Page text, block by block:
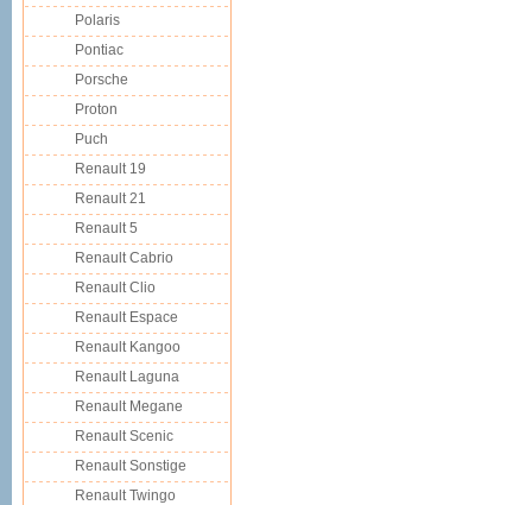
Polaris
Pontiac
Porsche
Proton
Puch
Renault 19
Renault 21
Renault 5
Renault Cabrio
Renault Clio
Renault Espace
Renault Kangoo
Renault Laguna
Renault Megane
Renault Scenic
Renault Sonstige
Renault Twingo